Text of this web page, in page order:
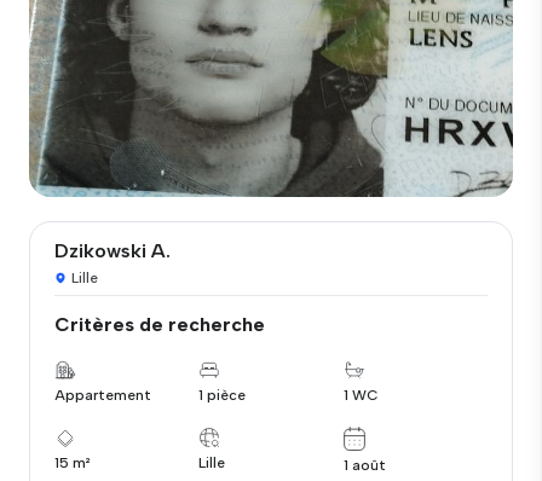
Dzikowski A.
Lille
Critères de recherche
Appartement 1 pièce 1 WC
15 m² Lille 1 août